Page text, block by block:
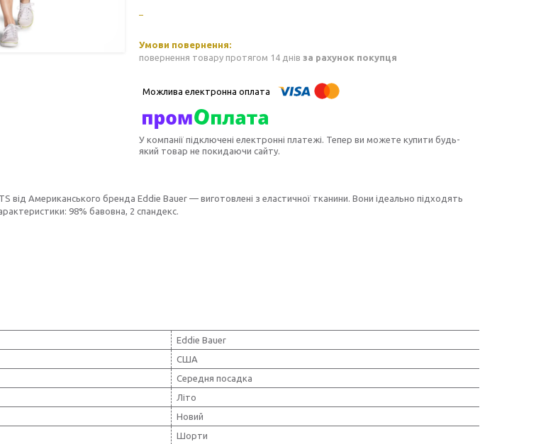
повернення товару протягом 14 днів за рахунок покупця
У компанії підключені електронні платежі. Тепер ви можете купити будь-
який товар не покидаючи сайту.
від Американського бренда Eddie Bauer — виготовлені з еластичної тканини. Вони ідеально підходять
98% бавовна, 2 спандекс.
Eddie Bauer
США
Середня посадка
Літо
Новий
Шорти